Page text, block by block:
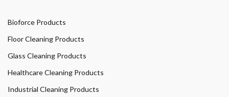
Bioforce Products
Floor Cleaning Products
Glass Cleaning Products
Healthcare Cleaning Products
Industrial Cleaning Products